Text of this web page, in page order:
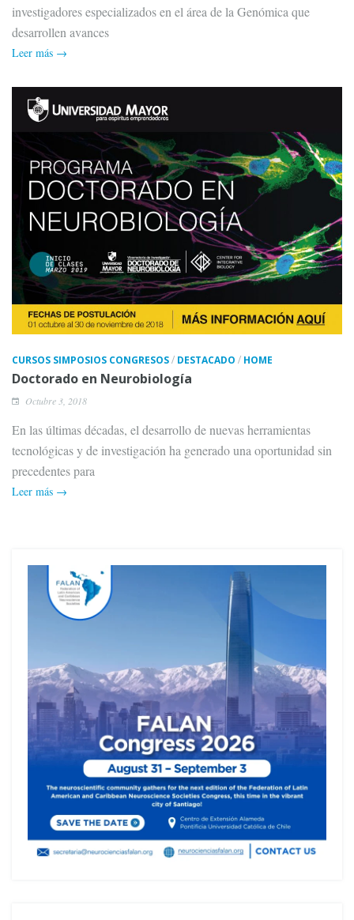
investigadores especializados en el área de la Genómica que
desarrollen avances
Leer más →
CURSOS SIMPOSIOS CONGRESOS/ DESTACADO / HOME
Doctorado en Neurobiología
Octubre 3, 2018
En las últimas décadas, el desarrollo de nuevas herramientas
tecnológicas y de investigación ha generado una oportunidad sin
precedentes para
Leer más →